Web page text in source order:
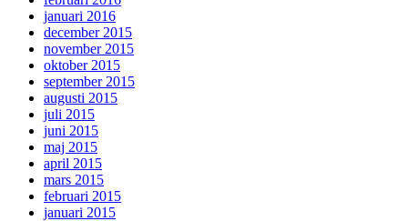
januari 2016
december 2015
november 2015
oktober 2015
september 2015
augusti 2015
juli 2015
juni 2015
maj 2015
april 2015
mars 2015
februari 2015
januari 2015